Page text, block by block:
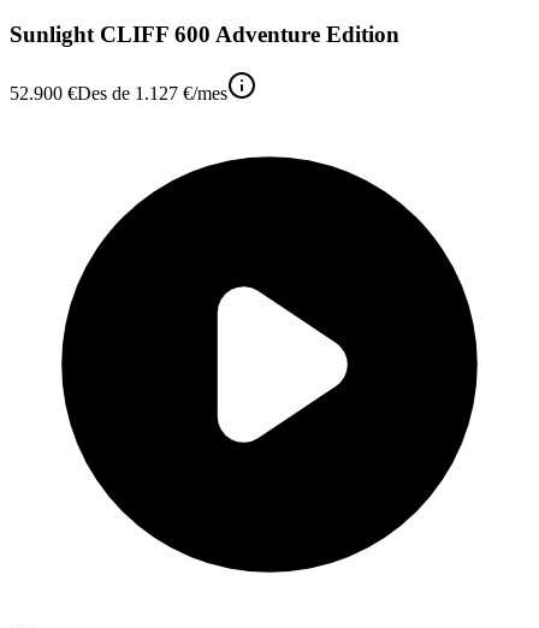
Sunlight CLIFF 600 Adventure Edition
52.900 €Des de 1.127 €/mes